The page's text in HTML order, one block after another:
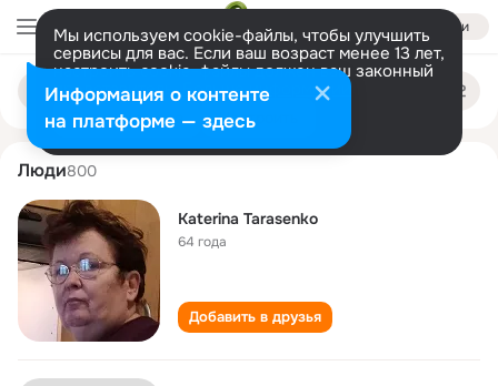
Войти
Мы используем cookie-файлы, чтобы улучшить
сервисы для вас. Если ваш возраст менее 13 лет,
настроить cookie-файлы должен ваш законный
представитель. Больше информации
Разрешить все Настроить
Поиск
людям
katerina tarasenko
Люди800
Katerina Tarasenko
64 года
Добавить в друзья
Информация о контенте
на платформе — здесь